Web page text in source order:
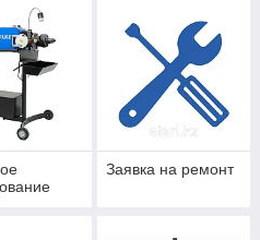
Заявка на ремонт